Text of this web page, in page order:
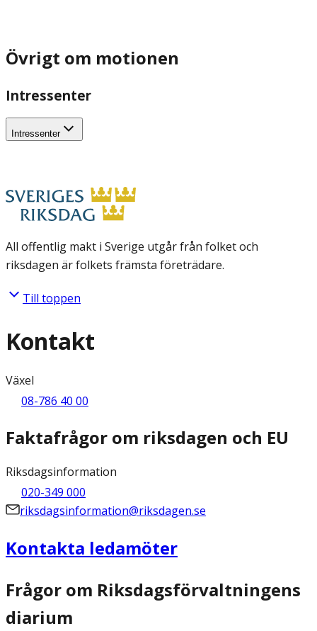
Övrigt om motionen
Intressenter
Intressenter
All offentlig makt i Sverige utgår från folket och
riksdagen är folkets främsta företrädare.
Till toppen
Kontakt
Växel
08-786 40 00
Faktafrågor om riksdagen och EU
Riksdagsinformation
020-349 000
riksdagsinformation@riksdagen.se
Kontakta ledamöter
Frågor om Riksdagsförvaltningens
diarium